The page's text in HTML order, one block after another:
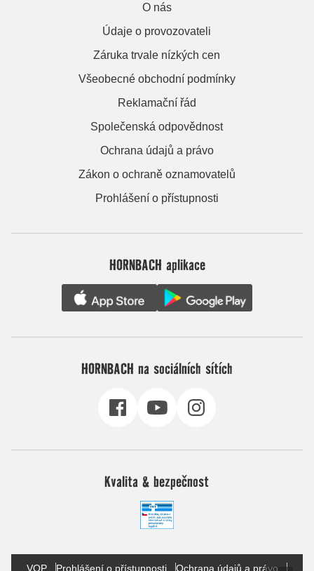
O nás
Údaje o provozovateli
Záruka trvale nízkých cen
Všeobecné obchodní podmínky
Reklamační řád
Společenská odpovědnost
Ochrana údajů a právo
Zákon o ochraně oznamovatelů
Prohlášení o přístupnosti
HORNBACH aplikace
HORNBACH na sociálních sítích
Kvalita & bezpečnost
VOP Prohlášení o přístupnosti Ochrana údajů a právo